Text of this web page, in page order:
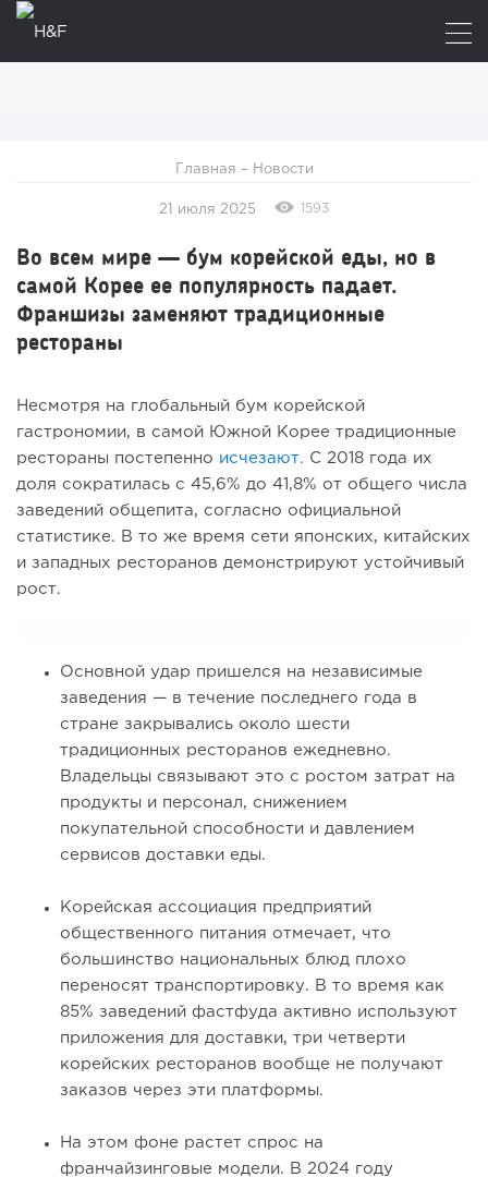
Главная – Новости
21 июля 2025 1593
Во всем мире — бум корейской еды, но в
самой Корее ее популярность падает.
Франшизы заменяют традиционные
рестораны
Несмотря на глобальный бум корейской
гастрономии, в самой Южной Корее традиционные
рестораны постепенно исчезают. С 2018 года их
доля сократилась с 45,6% до 41,8% от общего числа
заведений общепита, согласно официальной
статистике. В то же время сети японских, китайских
и западных ресторанов демонстрируют устойчивый
рост.
Основной удар пришелся на независимые
заведения — в течение последнего года в
стране закрывались около шести
традиционных ресторанов ежедневно.
Владельцы связывают это с ростом затрат на
продукты и персонал, снижением
покупательной способности и давлением
сервисов доставки еды.
Корейская ассоциация предприятий
общественного питания отмечает, что
большинство национальных блюд плохо
переносят транспортировку. В то время как
85% заведений фастфуда активно используют
приложения для доставки, три четверти
корейских ресторанов вообще не получают
заказов через эти платформы.
На этом фоне растет спрос на
франчайзинговые модели. В 2024 году